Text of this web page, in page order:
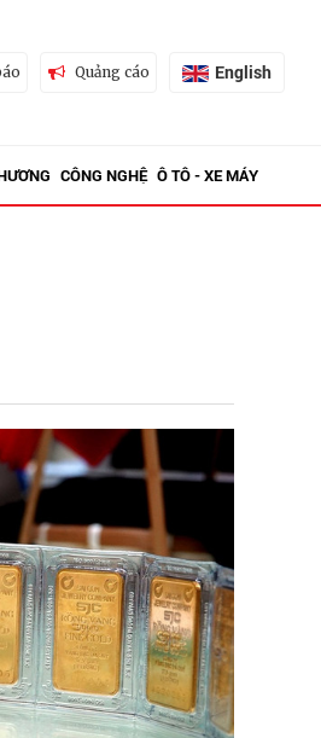
Quảng cáo English
CÔNG NGHỆ Ô TÔ - XE MÁY